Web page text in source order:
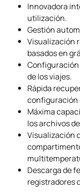
Innovadora
utilización.
Gestión
Visualización
basados en
Configuración
de los viajes.
Rápida
configuración
Máxima
los archivos
Visualización
Descarga de
registradores